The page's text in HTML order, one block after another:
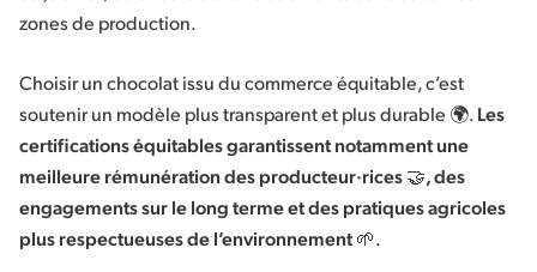
zones de production.
Choisir un chocolat issu du commerce équitable, c’est
soutenir un modèle plus transparent et plus durable 🌍. Les
certifications équitables garantissent notamment une
meilleure rémunération des producteur·rices 🤝, des
engagements sur le long terme et des pratiques agricoles
plus respectueuses de l’environnement 🌱.